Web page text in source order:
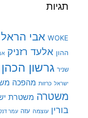
תגיות
WOKE אבי הראל
ההון אלעד רזניק
שניר גרשון הכהן
ישראל כרזות מהפכה
משטרה משטרת
בורין עוצמה עזה עמר